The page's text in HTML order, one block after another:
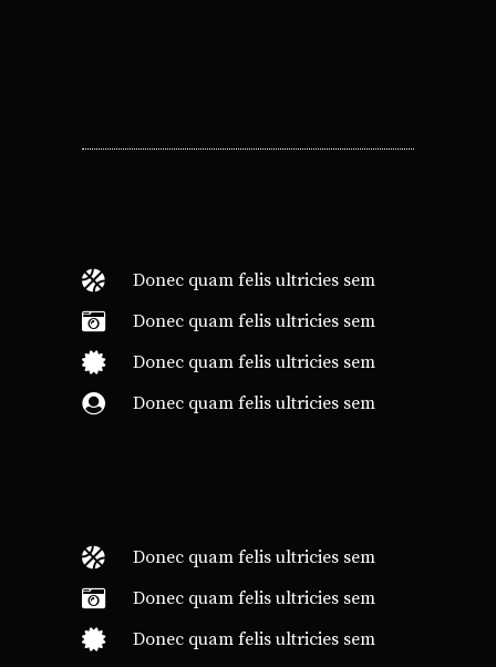
Donec quam felis ultricies sem
Donec quam felis ultricies sem
Donec quam felis ultricies sem
Donec quam felis ultricies sem
Donec quam felis ultricies sem
Donec quam felis ultricies sem
Donec quam felis ultricies sem